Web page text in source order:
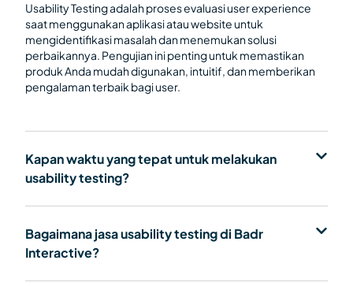
Usability Testing adalah proses evaluasi user experience
saat menggunakan aplikasi atau website untuk
mengidentifikasi masalah dan menemukan solusi
perbaikannya. Pengujian ini penting untuk memastikan
produk Anda mudah digunakan, intuitif, dan memberikan
pengalaman terbaik bagi user.
Kapan waktu yang tepat untuk melakukan
usability testing?
Bagaimana jasa usability testing di Badr
Interactive?